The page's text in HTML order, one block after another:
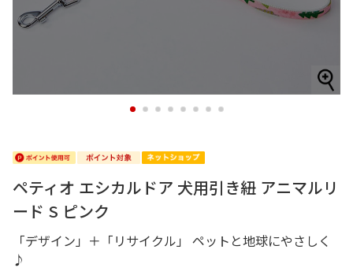
1 2 3 4 5 6 7 8
ペティオ エシカルドア 犬用引き紐 アニマルリ
ード S ピンク
「デザイン」＋「リサイクル」 ペットと地球にやさしく
♪